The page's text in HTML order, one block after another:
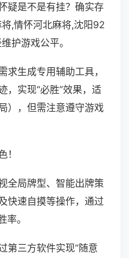
疑是不是有挂？确实存
,情怀河北麻将,沈阳92
护游戏公平。
求生成专用辅助工具，
，实现“必胜”效果，适
），但需注意遵守游戏
！
全局牌型、智能出牌策
快速自摸等操作，通过
。
第三方软件实现“随意